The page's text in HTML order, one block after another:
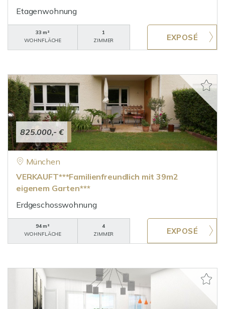
Etagenwohnung
33 m²
WOHNFLÄCHE
1
ZIMMER
825.000,- €
München
VERKAUFT***Familienfreundlich mit 39m2
eigenem Garten***
Erdgeschosswohnung
94 m²
WOHNFLÄCHE
4
ZIMMER